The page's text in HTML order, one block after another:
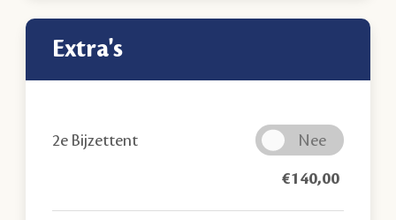
extra's
2e Bijzettent
€140,00